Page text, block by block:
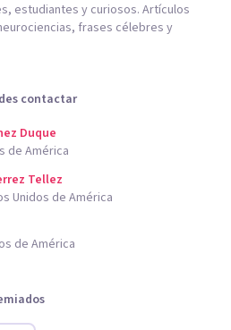
estudiantes y curiosos. Artículos
frases célebres y
contactar
Duque
de América
Tellez
Unidos de América
de América